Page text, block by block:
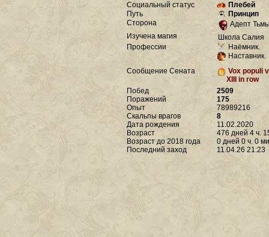
Социальный статус
Плебей
Путь
Принцип
Сторона
Адепт
Изучена магия
Школа Салия
Профессии
Наёмник.
Наставник.
Сообщение Сената
Vox populi
XIII in row
Побед
2509
Поражений
175
Опыт
78989216
Скальпы врагов
8
Дата рождения
11.02.2020
Возраст
476 дней 4 ч.
Возраст до 2018 года
0 дней 0 ч. 0
Последний заход
11.04.26 21:23